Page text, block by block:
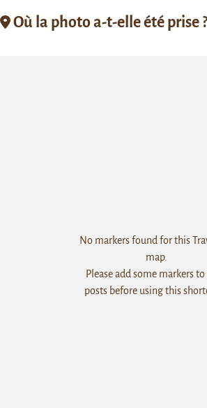
Où la photo a-t-elle été prise ?
No markers found for this
map.
Please add some markers
posts before using this